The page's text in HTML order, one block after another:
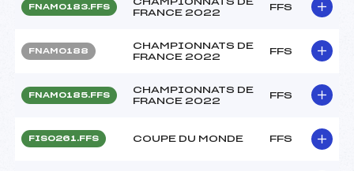
FNAM0183.FFS
FRANCE 2022
FFS
FNAM0188
CHAMPIONNATS DE
FRANCE 2022
FFS
FNAM0185.FFS
CHAMPIONNATS DE
FRANCE 2022
FFS
FIS0261.FFS COUPE DU MONDE FFS